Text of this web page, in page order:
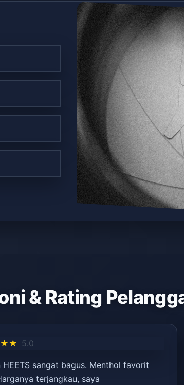
& Rating
5.0
HEETS sangat bagus. Menthol favorit
terjangkau, saya